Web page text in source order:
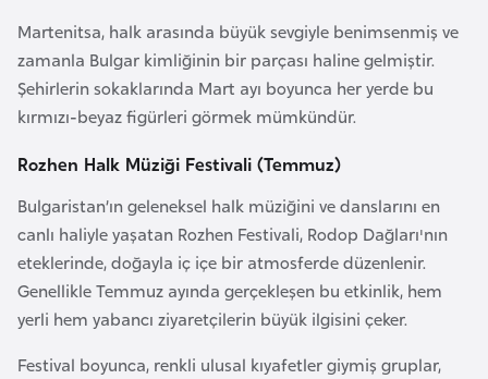
Martenitsa, halk arasında büyük sevgiyle benimsenmiş ve
zamanla Bulgar kimliğinin bir parçası haline gelmiştir.
Şehirlerin sokaklarında Mart ayı boyunca her yerde bu
kırmızı-beyaz figürleri görmek mümkündür.
Rozhen Halk Müziği Festivali (Temmuz)
Bulgaristan’ın geleneksel halk müziğini ve danslarını en
canlı haliyle yaşatan Rozhen Festivali, Rodop Dağları'nın
eteklerinde, doğayla iç içe bir atmosferde düzenlenir.
Genellikle Temmuz ayında gerçekleşen bu etkinlik, hem
yerli hem yabancı ziyaretçilerin büyük ilgisini çeker.
Festival boyunca, renkli ulusal kıyafetler giymiş gruplar,
l
ç
i
k
B
e
n
i
n